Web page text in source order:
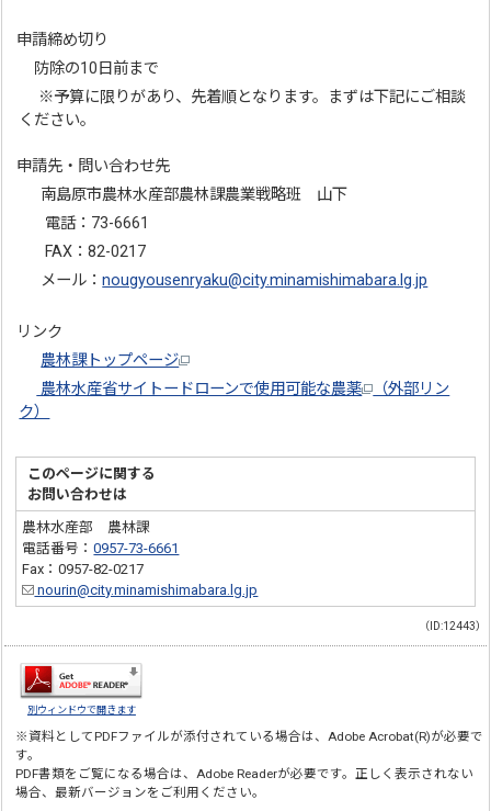
申請締め切り
防除の10日前まで
※予算に限りがあり、先着順となります。まずは下記にご相談
ください。
申請先・問い合わせ先
南島原市農林水産部農林課農業戦略班 山下
電話：73-6661
FAX：82-0217
メール：nougyousenryaku@city.minamishimabara.lg.jp
リンク
農林課トップページ
農林水産省サイトードローンで使用可能な農薬
（外部リン
ク）
このページに関する
お問い合わせは
農林水産部 農林課
電話番号：0957-73-6661
Fax：0957-82-0217
nourin@city.minamishimabara.lg.jp
（ID:12443）
別ウィンドウで開きます
※資料としてPDFファイルが添付されている場合は、Adobe Acrobat(R)が必要で
す。
PDF書類をご覧になる場合は、Adobe Readerが必要です。正しく表示されない
場合、最新バージョンをご利用ください。